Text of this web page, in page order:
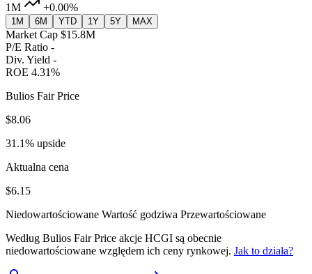
1M
+0.00%
1M 6M YTD 1Y 5Y MAX
Market Cap $15.8M
P/E Ratio -
Div. Yield -
ROE 4.31%
Bulios Fair Price
$8.06
31.1% upside
Aktualna cena
$6.15
Niedowartościowane Wartość godziwa Przewartościowane
Według Bulios Fair Price akcje HCGI są obecnie
niedowartościowane względem ich ceny rynkowej. Jak to działa?